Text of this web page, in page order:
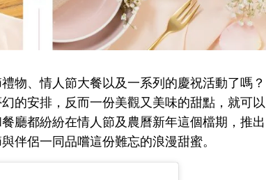
物、情人節大餐以及一系列的慶祝活動了嗎？
的安排，反而一份美觀又美味的甜點，就可以
廳都紛紛在情人節及農曆新年這個檔期，推出
伴侶一同品嚐這份難忘的浪漫甜蜜。